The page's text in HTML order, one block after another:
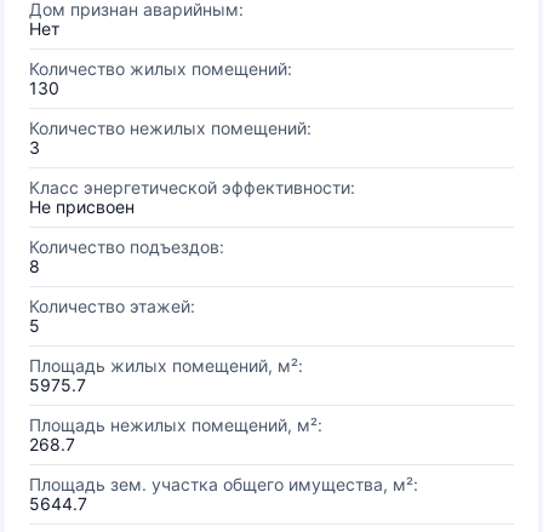
Дом признан аварийным:
Нет
Количество жилых помещений:
130
Количество нежилых помещений:
3
Класс энергетической эффективности:
Не присвоен
Количество подъездов:
8
Количество этажей:
5
Площадь жилых помещений, м²:
5975.7
Площадь нежилых помещений, м²:
268.7
Площадь зем. участка общего имущества, м²:
5644.7